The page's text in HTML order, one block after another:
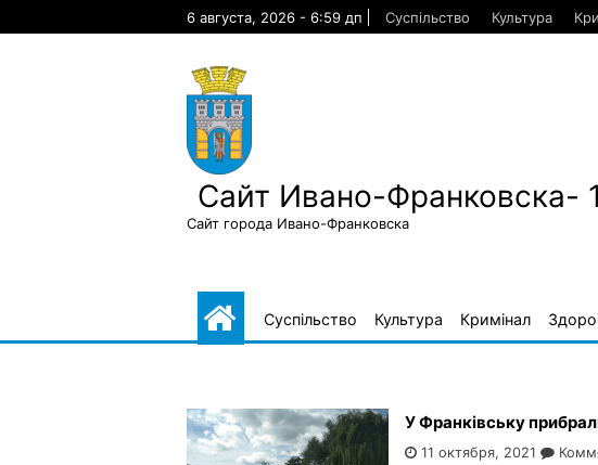
6 августа, 2026 - 6:59 дп Суспільство Культура
Сайт Ивано-Франковска-
Сайт города Ивано-Франковска
Суспільство Культура Кримінал
У Франківську
11 октября, 2021